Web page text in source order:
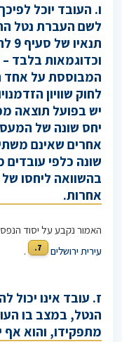
ו. העובד יוכל
לשם העברת נטל
וכדוגמאות בלבד
לחוק שוויון
יש בפועל תוצאה
יחס שונה של
אחרים שאינם
שונה כלפי
בהשוואה ליחסו
אחרות.
האמור נקבע על יסוד
עירית ירושלים
7.
.
ז. עובד אינו יכול
הנטל, במצב בו
מתפקידו, והוא אף